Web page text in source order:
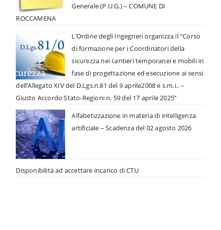
Generale (P.U.G.) – COMUNE DI
ROCCAMENA
L’Ordine degli Ingegneri organizza il “Corso
di formazione per i Coordinatori della
sicurezza nei cantieri temporanei e mobili in
fase di progettazione ed esecuzione ai sensi
dell’Allegato XIV del D.Lgs.n.81 del 9 aprile2008 e s.m.i.. –
Giusto Accordo Stato-Regioni n. 59 del 17 aprile 2025”
Alfabetizzazione in materia di intelligenza
artificiale – Scadenza del 02 agosto 2026
Disponibilità ad accettare incarico di CTU